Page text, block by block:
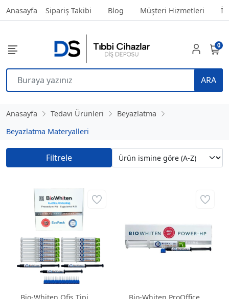
Anasayfa Sipariş Takibi Blog Müşteri Hizmetleri
ARA
0
Anasayfa Tedavi Ürünleri
Beyazlatma
Beyazlatma Materyalleri
Filtrele